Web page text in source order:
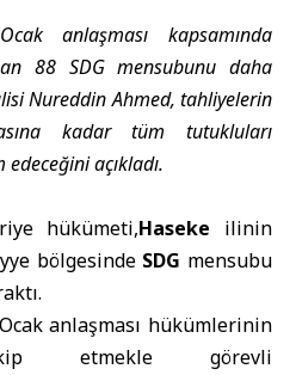
anlaşması kapsamında
88 SDG mensubunu daha
Nureddin Ahmed, tahliyelerin
kadar tüm tutukluları
açıkladı.
hükümeti,Haseke ilinin
bölgesinde SDG mensubu
anlaşması hükümlerinin
etmekle görevli